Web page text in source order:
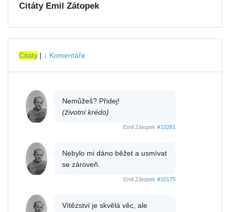
Citáty Emil Zátopek
Citáty | ↓ Komentáře
Nemůžeš? Přidej!
(životní krédo)
Emil Zátopek #10281
Nebylo mi dáno běžet a usmívat
se zároveň.
Emil Zátopek #10175
Vítězství je skvělá věc, ale